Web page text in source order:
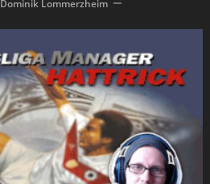
Dominik Lommerzheim